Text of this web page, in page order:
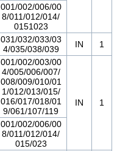
001/002/006/00
8/011/012/014/
0151023
031/032/033/03
4/035/038/039
IN 1
001/002/003/00
4/005/006/007/
008/009/010/01
1/012/013/015/
016/017/018/01
9/061/107/119
IN 1
001/002/006/00
8/011/012/014/
015/023